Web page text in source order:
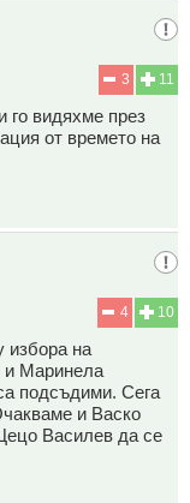
11
3
видяхме през
от времето на
10
4
избора на
и Маринела
подсъдими. Сега
и Васко
Василев да се